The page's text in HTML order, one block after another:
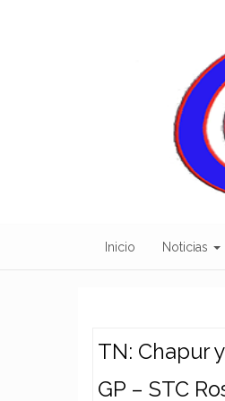
Inicio Noticias
TN: Chapur
GP – STC